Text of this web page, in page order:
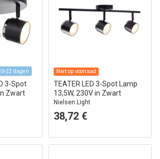
22 dagen
3-Spot
Zwart
Niet op voorraad
TEATER LED 3-Spot Lamp
13,5W, 230V in Zwart
Nielsen Light
38,72 €